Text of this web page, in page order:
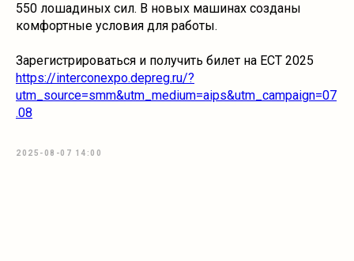
550 лошадиных сил. В новых машинах созданы
комфортные условия для работы.
Зарегистрироваться и получить билет на ECT 2025
https://interconexpo.depreg.ru/?
utm_source=smm&utm_medium=aips&utm_campaign=07
.08
2025-08-07 14:00